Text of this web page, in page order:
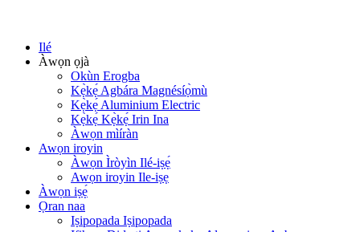
Ilé
Àwọn ọjà
Okùn Erogba
Kẹ̀kẹ́ Agbára Magnésíọ̀mù
Kẹ̀kẹ́ Aluminium Electric
Kẹ̀kẹ́ Kẹ̀kẹ́ Irin Ina
Àwọn mìíràn
Awọn iroyin
Àwọn Ìròyìn Ilé-iṣẹ́
Awọn iroyin Ile-iṣẹ
Àwọn iṣẹ́
Ọran naa
Iṣipopada Iṣipopada